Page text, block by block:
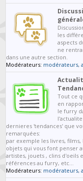
les
aspects
ne
dans une autre section.
Modérateurs: modérateurs,
Tout ce
en
le furry
dernieres 'tendances' que
remarquées:
par exemple les livres, films,
objets qui vous font penser
artistes, jouets , clins d'oeils
références au furry, etc...
Modérateurs: modérateurs,